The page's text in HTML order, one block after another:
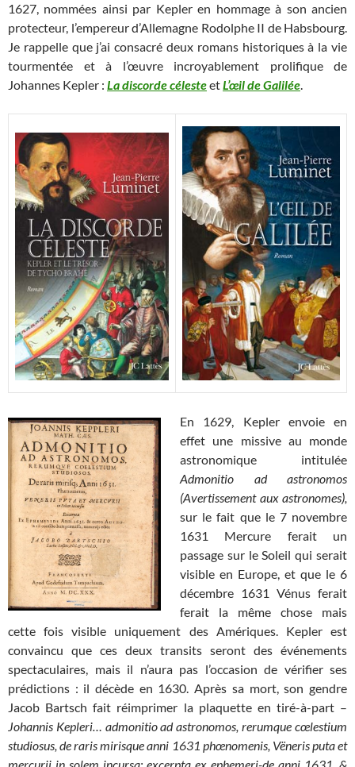
1627, nommées ainsi par Kepler en hommage à son ancien
protecteur, l’empereur d’Allemagne Rodolphe II de Habsbourg.
Je rappelle que j’ai consacré deux romans historiques à la vie
tourmentée et à l’œuvre incroyablement prolifique de
Johannes Kepler : La discorde célesteetL’œil de Galilée.
En 1629, Kepler envoie en
effet une missive au monde
astronomique intitulée
Admonitio ad astronomos
(Avertissement aux astronomes),
sur le fait que le 7 novembre
1631 Mercure ferait un
passage sur le Soleil qui serait
visible en Europe, et que le 6
décembre 1631 Vénus ferait
ferait la même chose mais
cette fois visible uniquement des Amériques. Kepler est
convaincu que ces deux transits seront des événements
spectaculaires, mais il n’aura pas l’occasion de vérifier ses
prédictions : il décède en 1630. Après sa mort, son gendre
Jacob Bartsch fait réimprimer la plaquette en tiré-à-part –
Johannis Kepleri… admonitio ad astronomos, rerumque cœlestium
studiosus, de raris mirisque anni 1631 phœnomenis, Vëneris puta et